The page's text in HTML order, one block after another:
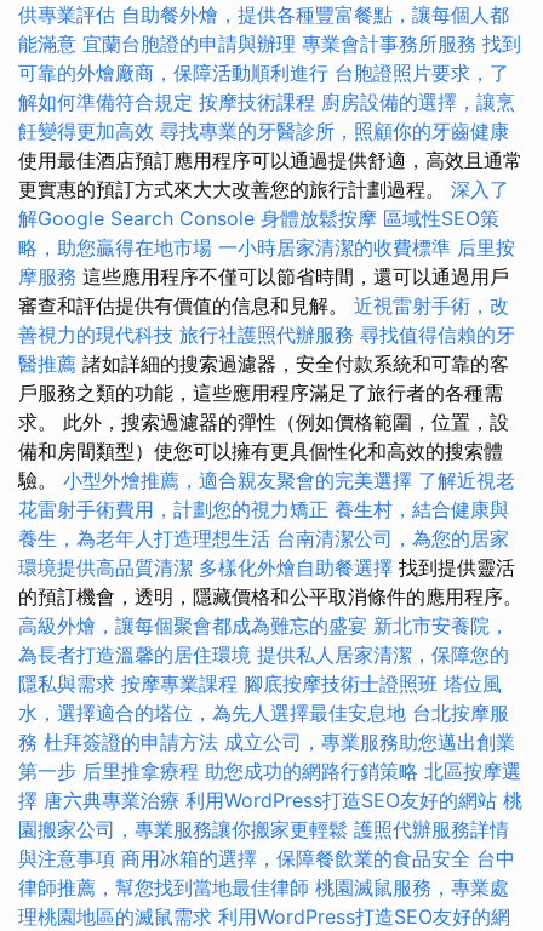
供專業評估 自助餐外燴，提供各種豐富餐點，讓每個人都
能滿意 宜蘭台胞證的申請與辦理 專業會計事務所服務 找到
可靠的外燴廠商，保障活動順利進行 台胞證照片要求，了
解如何準備符合規定 按摩技術課程 廚房設備的選擇，讓烹
飪變得更加高效 尋找專業的牙醫診所，照顧你的牙齒健康
使用最佳酒店預訂應用程序可以通過提供舒適，高效且通常
更實惠的預訂方式來大大改善您的旅行計劃過程。 深入了
解Google Search Console 身體放鬆按摩 區域性SEO策
略，助您贏得在地市場 一小時居家清潔的收費標準 后里按
摩服務 這些應用程序不僅可以節省時間，還可以通過用戶
審查和評估提供有價值的信息和見解。 近視雷射手術，改
善視力的現代科技 旅行社護照代辦服務 尋找值得信賴的牙
醫推薦 諸如詳細的搜索過濾器，安全付款系統和可靠的客
戶服務之類的功能，這些應用程序滿足了旅行者的各種需
求。 此外，搜索過濾器的彈性（例如價格範圍，位置，設
備和房間類型）使您可以擁有更具個性化和高效的搜索體
驗。 小型外燴推薦，適合親友聚會的完美選擇 了解近視老
花雷射手術費用，計劃您的視力矯正 養生村，結合健康與
養生，為老年人打造理想生活 台南清潔公司，為您的居家
環境提供高品質清潔 多樣化外燴自助餐選擇 找到提供靈活
的預訂機會，透明，隱藏價格和公平取消條件的應用程序。
高級外燴，讓每個聚會都成為難忘的盛宴 新北市安養院，
為長者打造溫馨的居住環境 提供私人居家清潔，保障您的
隱私與需求 按摩專業課程 腳底按摩技術士證照班 塔位風
水，選擇適合的塔位，為先人選擇最佳安息地 台北按摩服
務 杜拜簽證的申請方法 成立公司，專業服務助您邁出創業
第一步 后里推拿療程 助您成功的網路行銷策略 北區按摩選
擇 唐六典專業治療 利用WordPress打造SEO友好的網站 桃
園搬家公司，專業服務讓你搬家更輕鬆 護照代辦服務詳情
與注意事項 商用冰箱的選擇，保障餐飲業的食品安全 台中
律師推薦，幫您找到當地最佳律師 桃園滅鼠服務，專業處
理桃園地區的滅鼠需求 利用WordPress打造SEO友好的網